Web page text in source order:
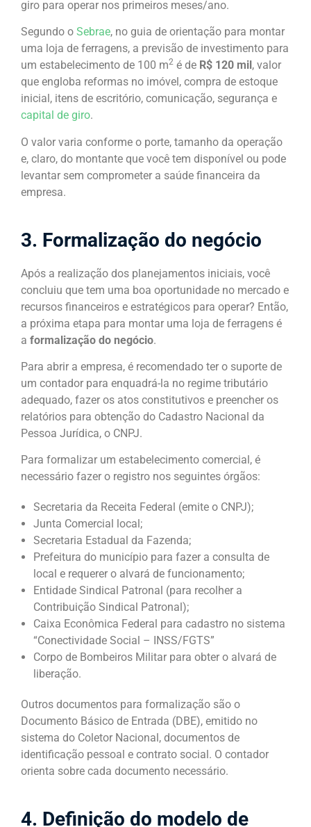
giro para operar nos primeiros meses/ano.
Segundo o Sebrae, no guia de orientação para montar
uma loja de ferragens, a previsão de investimento para
um estabelecimento de 100 m2 é de R$ 120 mil , valor
que engloba reformas no imóvel, compra de estoque
inicial, itens de escritório, comunicação, segurança e
capital de giro.
O valor varia conforme o porte, tamanho da operação
e, claro, do montante que você tem disponível ou pode
levantar sem comprometer a saúde financeira da
empresa.
3. Formalização do negócio
Após a realização dos planejamentos iniciais, você
concluiu que tem uma boa oportunidade no mercado e
recursos financeiros e estratégicos para operar? Então,
a próxima etapa para montar uma loja de ferragens é
a formalização do negócio.
Para abrir a empresa, é recomendado ter o suporte de
um contador para enquadrá-la no regime tributário
adequado, fazer os atos constitutivos e preencher os
relatórios para obtenção do Cadastro Nacional da
Pessoa Jurídica, o CNPJ.
Para formalizar um estabelecimento comercial, é
necessário fazer o registro nos seguintes órgãos:
Secretaria da Receita Federal (emite o CNPJ);
Junta Comercial local;
Secretaria Estadual da Fazenda;
Prefeitura do município para fazer a consulta de
local e requerer o alvará de funcionamento;
Entidade Sindical Patronal (para recolher a
Contribuição Sindical Patronal);
Caixa Econômica Federal para cadastro no sistema
“Conectividade Social – INSS/FGTS”
Corpo de Bombeiros Militar para obter o alvará de
liberação.
Outros documentos para formalização são o
Documento Básico de Entrada (DBE), emitido no
sistema do Coletor Nacional, documentos de
identificação pessoal e contrato social. O contador
orienta sobre cada documento necessário.
4. Definição do modelo de